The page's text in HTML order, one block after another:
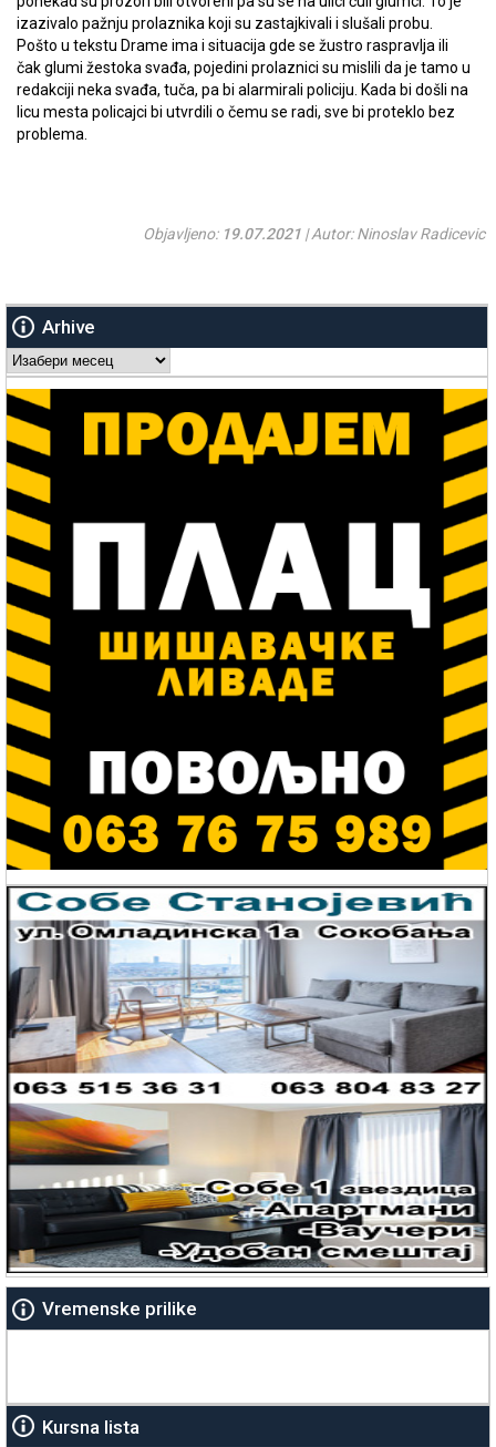
izazivalo pažnju prolaznika koji su zastajkivali i slušali probu.
Pošto u tekstu Drame ima i situacija gde se žustro raspravlja ili
čak glumi žestoka svađa, pojedini prolaznici su mislili da je tamo u
redakciji neka svađa, tuča, pa bi alarmirali policiju. Kada bi došli na
licu mesta policajci bi utvrdili o čemu se radi, sve bi proteklo bez
problema.
Objavljeno: 19.07.2021 | Autor: Ninoslav Radicevic
Arhive
Arhive
Vremenske prilike
Kursna lista